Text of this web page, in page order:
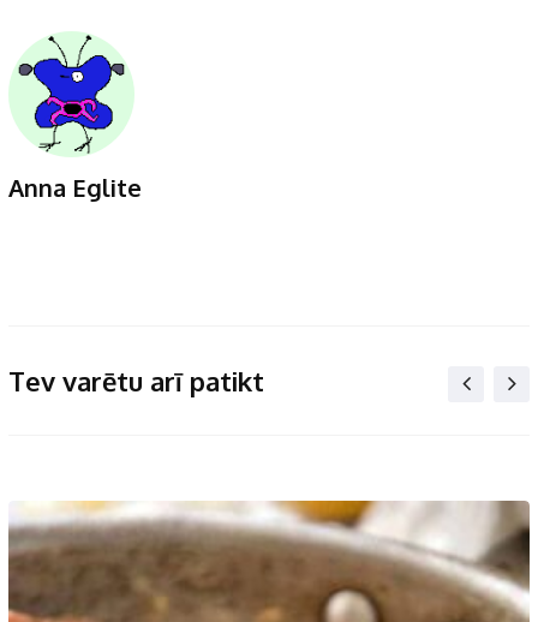
Anna Eglite
Tev varētu arī patikt